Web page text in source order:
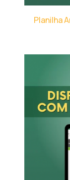
Planilha